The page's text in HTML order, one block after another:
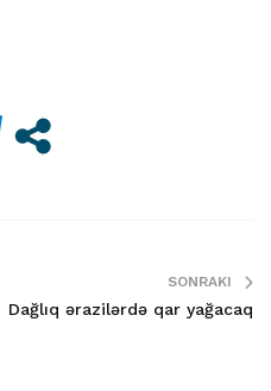
SONRAKI
Dağlıq ərazilərdə qar yağacaq